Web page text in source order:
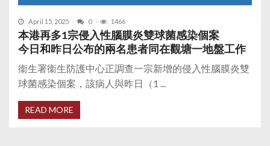
April 15, 2025 0 1466
本港再多1宗侵入性腦膜炎雙球菌感染個案
今日和昨日公布的兩名患者同在觀塘一地盤工作
衞生署衞生防護中心正調查一宗新增的侵入性腦膜炎雙
球菌感染個案，該病人與昨日（1 ...
READ MORE